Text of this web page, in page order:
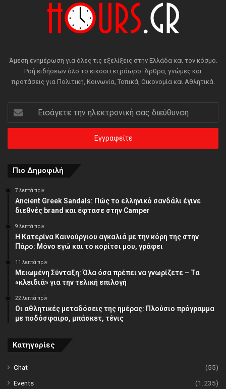
Άμεση ενημέρωση για όλες τις εξελίξεις στην Ελλάδα και τον κόσμο.
Ροή ειδήσεων όλο το εικοσιτετράωρο. Άρθρα, γνώμες και
προτάσεις για Πολιτική, Κοινωνία, Τοπικά, Οικονομία και Αθλητικά.
Εισάγετε
την
ηλεκτρονική
διεύθυνση
Πιο Δημοφιλή
7 λεπτά πρίν
Ancient Greek Sandals: Πώς το ελληνικό σανδάλι έγινε
διεθνές brand και έφτασε στην Camper
9 λεπτά πρίν
Η Κατερίνα Καινούργιου αγκαλιά με την κόρη της στην
Πάρο: Μόνο εγώ και το κορίτσι μου, γράφει
11 λεπτά πρίν
Μειωμένη Σύνταξη: Όλα όσα πρέπει να γνωρίζετε – Τα
«κλειδιά» για την τελική επιλογή
22 λεπτά πρίν
Οι αθλητικές μεταδόσεις της ημέρας: Πλούσιο πρόγραμμα
με ποδόσφαιρο, μπάσκετ, τένις
Κατηγορίες
Chat
(55)
Events
(1.235)